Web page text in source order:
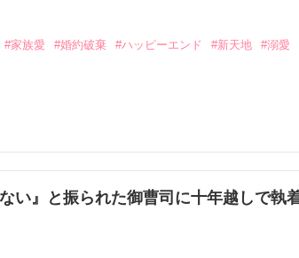
感想
#家族愛 #婚約破棄 #ハッピーエンド #新天地 #溺愛
た侯爵令嬢カティア。
けでもしたい。
年セオと出会い、
てしまい――
ない』と振られた御曹司に十年越しで執